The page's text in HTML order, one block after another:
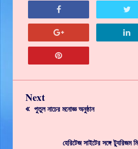
Next
পুতুল নাচের মনোজ্ঞ অনুষ্ঠান
হেরিটেজ সাইটের সঙ্গে ট্যুরিজম